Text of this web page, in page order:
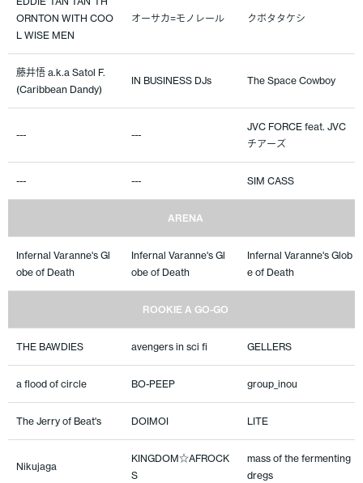
ORNTON WITH COO
L WISE MEN
オーサカ=モノレール クボタタケシ
藤井悟 a.k.a Satol F.
(Caribbean Dandy)
IN BUSINESS DJs The Space Cowboy
--- ---
JVC FORCE feat. JVC
チアーズ
--- --- SIM CASS
ARENA
Infernal Varanne's Gl
obe of Death
Infernal Varanne's Gl
obe of Death
Infernal Varanne's Glob
e of Death
ROOKIE A GO-GO
THE BAWDIES avengers in sci fi GELLERS
a flood of circle BO-PEEP group_inou
The Jerry of Beat's DOIMOI LITE
Nikujaga
KINGDOM☆AFROCK
S
mass of the fermenting
dregs